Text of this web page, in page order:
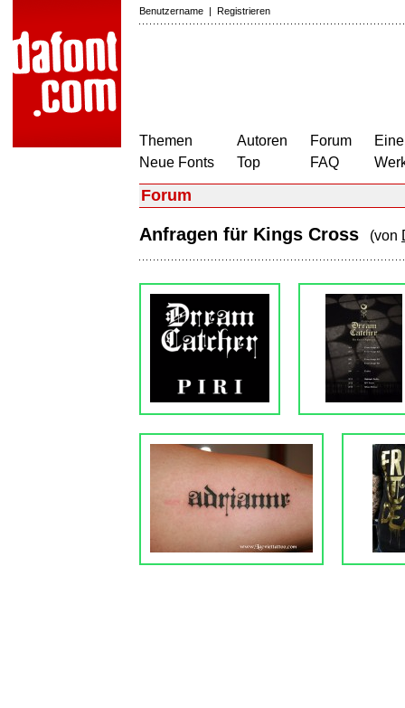
Benutzername | Registrieren
Themen
Neue Fonts
Autoren
Top
Forum
FAQ
Forum
Anfragen für Kings Cross (von